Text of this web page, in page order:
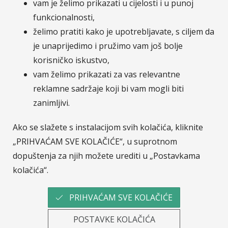
Informativni izračun i kupnja online
Sava osiguranje, d.d. - Podružnica Hrvatska.
Pripadnost Osigurateljnoj grupi Sava čini nas
dijelom jedne od najvećih financijskih grupacija u JI
Europi. Više o Savi Re.
© Sava osiguranje Pratite nas na :
vam je želimo prikazati u cijelosti i u punoj
funkcionalnosti,
želimo pratiti kako je upotrebljavate, s ciljem da
je unaprijedimo i pružimo vam još bolje
korisničko iskustvo,
vam želimo prikazati za vas relevantne
reklamne sadržaje koji bi vam mogli biti
zanimljivi.
Ako se slažete s instalacijom svih kolačića, kliknite
„PRIHVAĆAM SVE KOLAČIĆE“, u suprotnom
dopuštenja za njih možete urediti u „Postavkama
kolačića“.
PRIHVAĆAM SVE KOLAČIĆE
POSTAVKE KOLAČIĆA